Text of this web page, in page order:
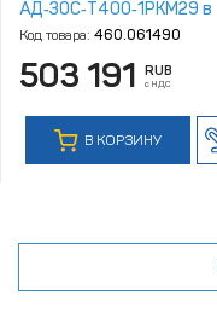
АД‑30С‑Т400‑1РКМ29 в
шумозащитном кожухе
Код товара: 460.061490
503 191 RUB
с НДС
В КОРЗИНУ